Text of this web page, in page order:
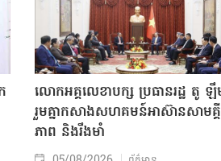
លោក​អគ្គលេខាបក្ស ប្រធានរដ្ឋ តូ ឡឹ
រួមគ្នាកសាងសហគមន៍អាស៊ានសាមគ្គី
ភាព និងរឹងមាំ